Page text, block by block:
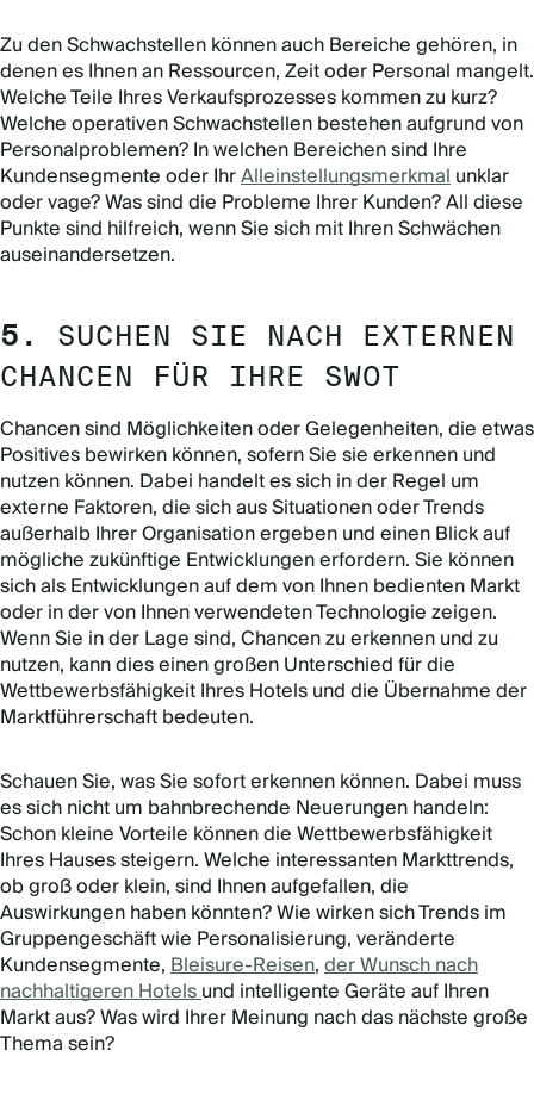
Zu den Schwachstellen können auch Bereiche gehören, in
denen es Ihnen an Ressourcen, Zeit oder Personal mangelt.
Welche Teile Ihres Verkaufsprozesses kommen zu kurz?
Welche operativen Schwachstellen bestehen aufgrund von
Personalproblemen? In welchen Bereichen sind Ihre
Kundensegmente oder IhrAlleinstellungsmerkmalunklar
oder vage? Was sind die Probleme Ihrer Kunden? All diese
Punkte sind hilfreich, wenn Sie sich mit Ihren Schwächen
auseinandersetzen.
5. SUCHEN SIE NACH EXTERNEN
CHANCEN FÜR IHRE SWOT
Chancen sind Möglichkeiten oder Gelegenheiten, die etwas
Positives bewirken können, sofern Sie sie erkennen und
nutzen können. Dabei handelt es sich in der Regel um
externe Faktoren, die sich aus Situationen oder Trends
außerhalb Ihrer Organisation ergeben und einen Blick auf
mögliche zukünftige Entwicklungen erfordern. Sie können
sich als Entwicklungen auf dem von Ihnen bedienten Markt
oder in der von Ihnen verwendeten Technologie zeigen.
Wenn Sie in der Lage sind, Chancen zu erkennen und zu
nutzen, kann dies einen großen Unterschied für die
Wettbewerbsfähigkeit Ihres Hotels und die Übernahme der
Marktführerschaft bedeuten.
Schauen Sie, was Sie sofort erkennen können. Dabei muss
es sich nicht um bahnbrechende Neuerungen handeln:
Schon kleine Vorteile können die Wettbewerbsfähigkeit
Ihres Hauses steigern. Welche interessanten Markttrends,
ob groß oder klein, sind Ihnen aufgefallen, die
Auswirkungen haben könnten? Wie wirken sich Trends im
Gruppengeschäft wie Personalisierung, veränderte
Kundensegmente,Bleisure-Reisen,der Wunsch nach
nachhaltigeren Hotelsund intelligente Geräte auf Ihren
Markt aus? Was wird Ihrer Meinung nach das nächste große
Thema sein?